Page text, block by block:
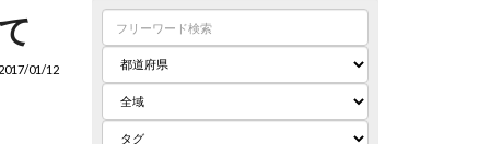
01/12